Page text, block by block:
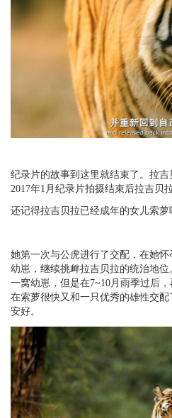
纪录片的故事到这里就结束了。拉
2017年1月纪录片拍摄结束后拉吉贝
还记得拉吉贝拉已经成年的女儿索萝
她第一次与公虎进行了交配，在她
幼崽，继续挑衅拉吉贝拉的统治地位
一窝幼崽，但是在7~10月雨季过后
在索萝很快又和一只优秀的雄性交
安好。